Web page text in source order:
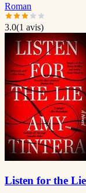
Roman
3.0(1 avis)
Listen for the Lie